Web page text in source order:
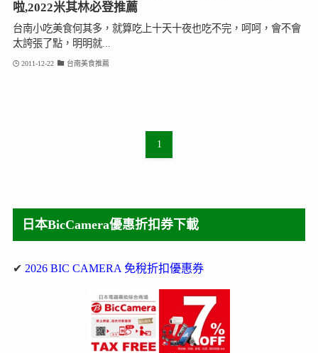
啦,2022米其林必登推薦
台南小吃美食何其多，就算吃上十天十夜也吃不完，呵呵，會不會
太誇張了點，明明就...
2011-12-22 台南美食推薦
1
日本BicCamera優惠折扣券下載
✔ 2026 BIC CAMERA 免稅折扣優惠券